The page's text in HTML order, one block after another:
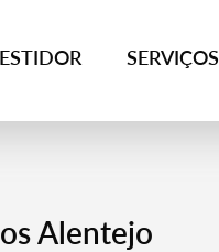
SERVIÇOS
Alentejo